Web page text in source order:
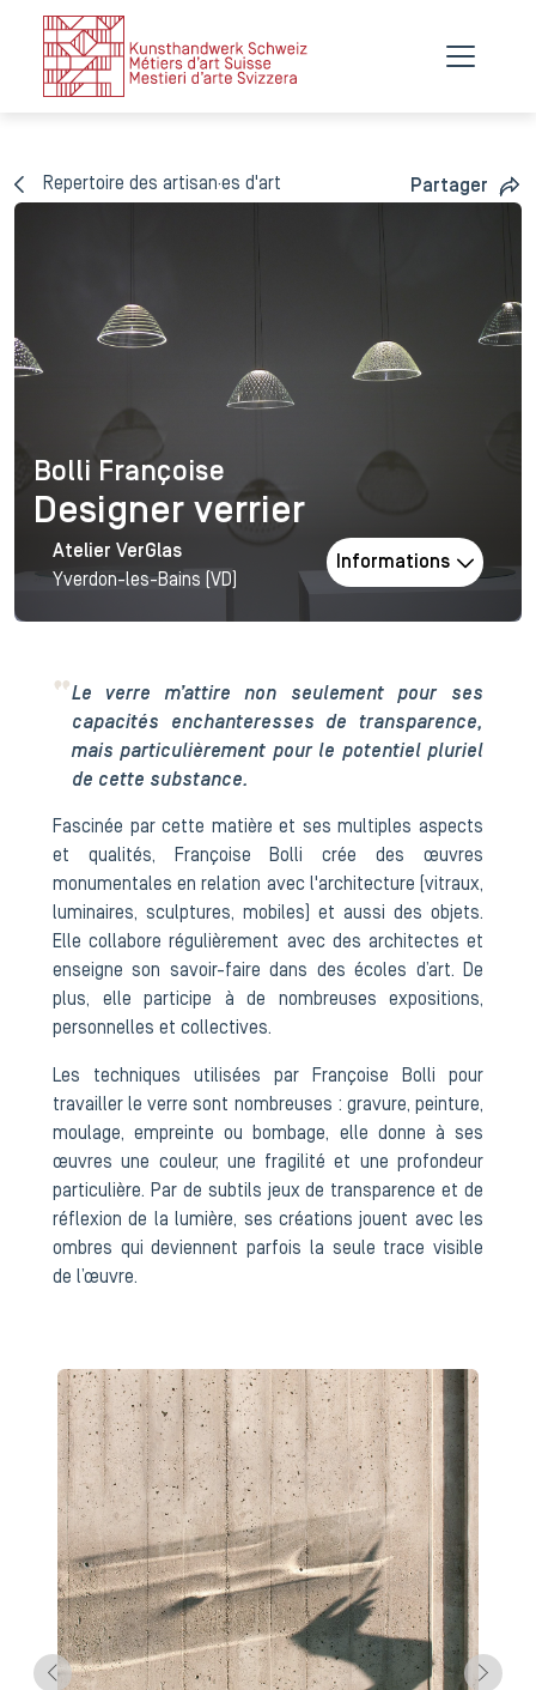
Repertoire des artisan·es d'art Partager
Bolli Françoise
Bolli Françoise
Designer verrier
Atelier VerGlas
Yverdon-les-Bains (VD)
Informations
Le verre m’attire non seulement pour ses
capacités enchanteresses de transparence,
mais particulièrement pour le potentiel pluriel
de cette substance.
Fascinée par cette matière et ses multiples aspects
et qualités, Françoise Bolli crée des œuvres
monumentales en relation avec l'architecture (vitraux,
luminaires, sculptures, mobiles) et aussi des objets.
Elle collabore régulièrement avec des architectes et
enseigne son savoir-faire dans des écoles d’art. De
plus, elle participe à de nombreuses expositions,
personnelles et collectives.
Les techniques utilisées par Françoise Bolli pour
travailler le verre sont nombreuses : gravure, peinture,
moulage, empreinte ou bombage, elle donne à ses
œuvres une couleur, une fragilité et une profondeur
particulière. Par de subtils jeux de transparence et de
réflexion de la lumière, ses créations jouent avec les
ombres qui deviennent parfois la seule trace visible
de l’œuvre.